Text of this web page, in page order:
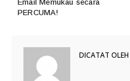
Email Memukau secara
PERCUMA!
DICATAT OLEH